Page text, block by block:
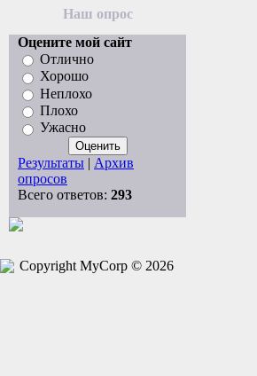
Наш опрос
Оцените мой сайт
Отлично
Хорошо
Неплохо
Плохо
Ужасно
Результаты | Архив
опросов
Всего ответов: 293
Copyright MyCorp © 2026